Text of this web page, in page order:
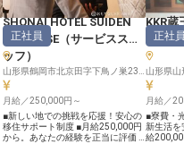
SHONAI HOTEL SUIDEN
TERRASSE（サービススタ
ッフ ）
正社員
月給／250,000円～
■新しい地での挑戦を応援！安心の
移住サポート制度 ■月給250,000円
から。あなたの経験を正当に評価 ■
KKR蔵
スタッ
正社員
山形県山
月給／
■寮費・
新生活を
給